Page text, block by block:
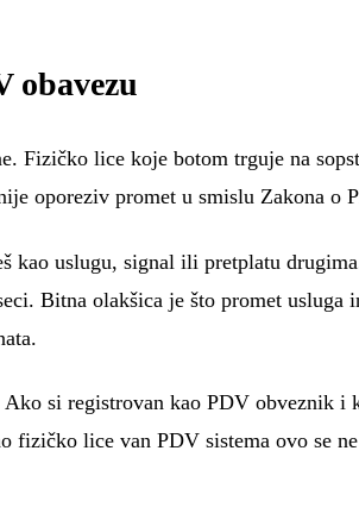
obavezu
Fizičko lice koje botom trguje na
oporeziv promet u smislu Zakona o
kao uslugu, signal ili pretplatu
Bitna olakšica je što promet
si registrovan kao PDV obveznik
fizičko lice van PDV sistema ovo se